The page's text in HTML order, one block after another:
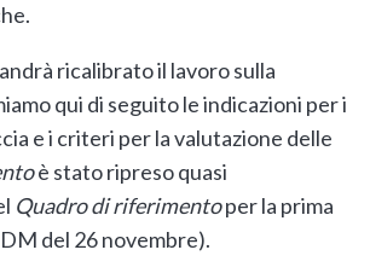
ricalibrato il lavoro sulla
qui di seguito le indicazioni per i
e i criteri per la valutazione delle
è stato ripreso quasi
Quadro di riferimentoper la prima
del 26 novembre).